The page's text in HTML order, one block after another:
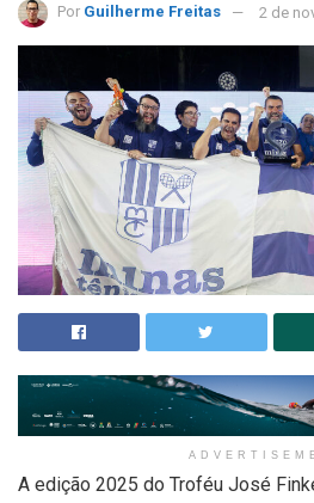
Por Guilherme Freitas 2 de
A edição 2025 do Troféu José